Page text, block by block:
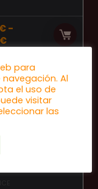
€-
€Rango
precios:
desde
25,00 €
hasta
30,00 €
REEDICIÓN
para
Al
el uso de
visitar
las